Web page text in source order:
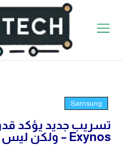
Samsung
Exynos – ولكن ليس نسخة Z Flip 7 FE